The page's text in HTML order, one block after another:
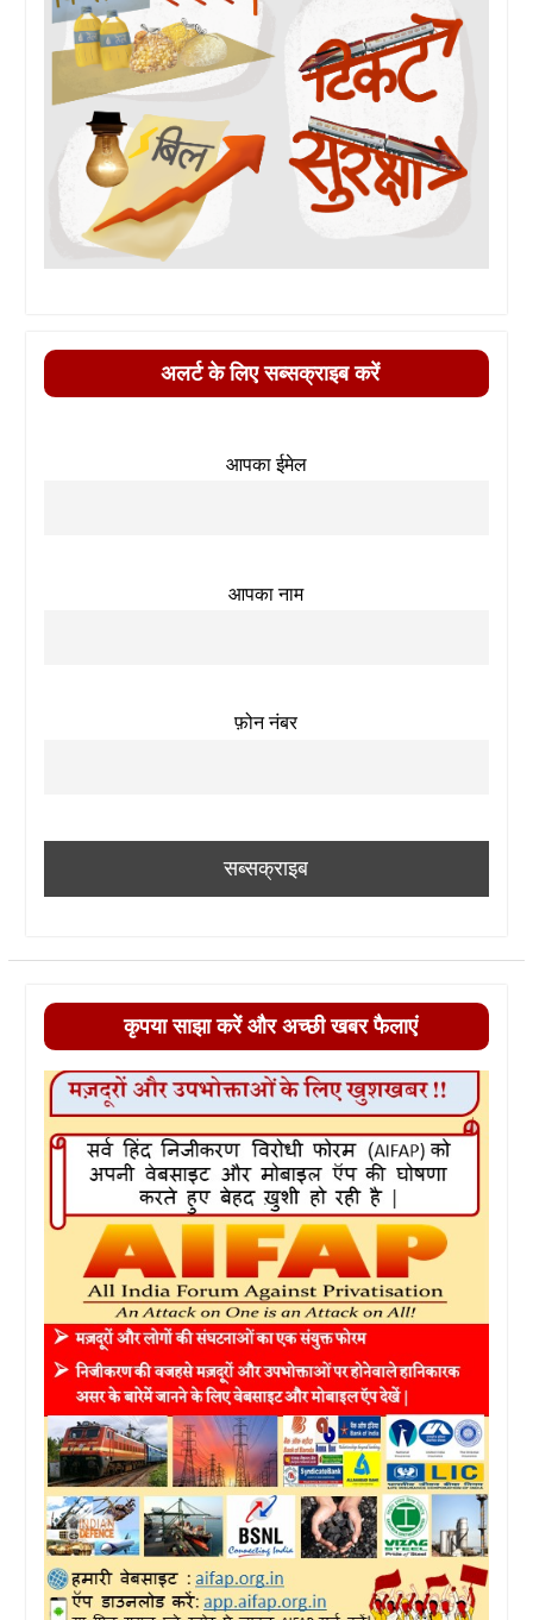
अलर्ट के लिए सब्सक्राइब करें
आपका ईमेल
आपका नाम
फ़ोन नंबर
कृपया साझा करें और अच्छी खबर फैलाएं